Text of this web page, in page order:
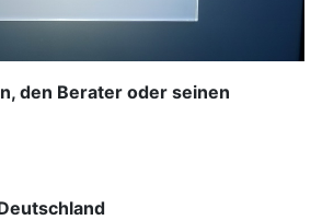
den Berater oder seinen